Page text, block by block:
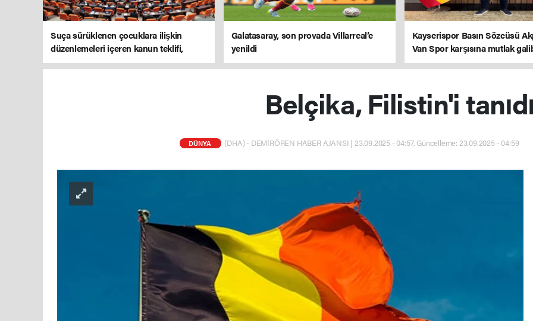
Suça sürüklenen çocuklara ilişkin
düzenlemeleri içeren kanun teklifi,
TBMM Genel Kurulu'nda kabul edildi
Galatasaray, son provada Villarreal’e
yenildi
Kayserispor Basın Sözcüsü
Van Spor karşısına mutlak
parolasıyla çıkıyoruz
Belçika, Filistin'i
DÜNYA (DHA) - DEMİRÖREN HABER AJANSI | 23.09.2025 - 04:57, Güncelleme: 23.09.2025 - 04:59